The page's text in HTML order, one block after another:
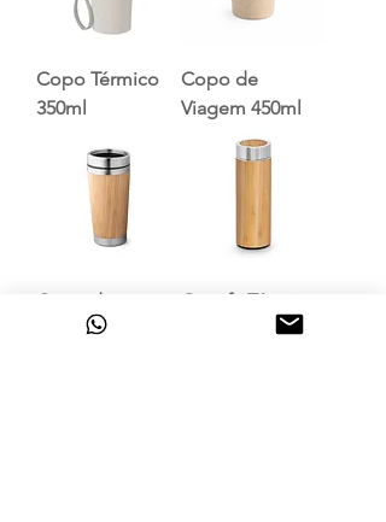
Copo Térmico
350ml
Copo de
Viagem 450ml
Copo de
Viagem 500mL
Garrafa Térmica